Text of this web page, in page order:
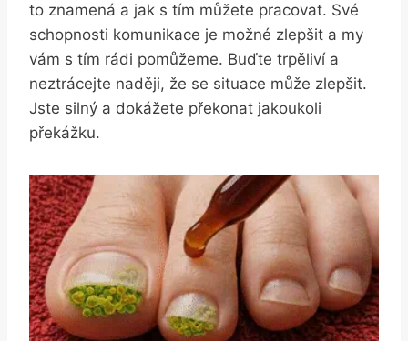
to znamená a jak s tím můžete pracovat. Své
schopnosti komunikace je možné zlepšit a my
vám s tím rádi pomůžeme. Buďte trpěliví a
neztrácejte naději, že se situace může zlepšit.
Jste silný a dokážete překonat jakoukoli
překážku.